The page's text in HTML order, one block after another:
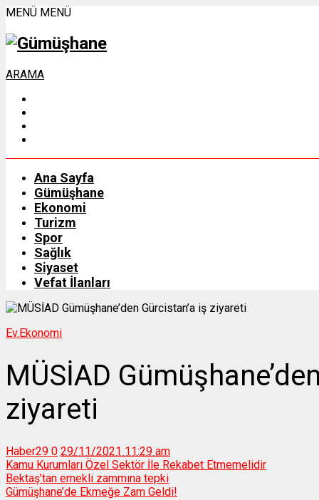
MENÜ MENÜ
ARAMA
Ana Sayfa
Gümüşhane
Ekonomi
Turizm
Spor
Sağlık
Siyaset
Vefat İlanları
Ev.Ekonomi
MÜSİAD
ziyareti
Haber29 0 29/11/2021 11:29 am
Kamu Kurumları Özel Sektör İle Rekabet Etmemelidir
Bektaş’tan emekli zammına tepki
Gümüşhane’de Ekmeğe Zam Geldi!